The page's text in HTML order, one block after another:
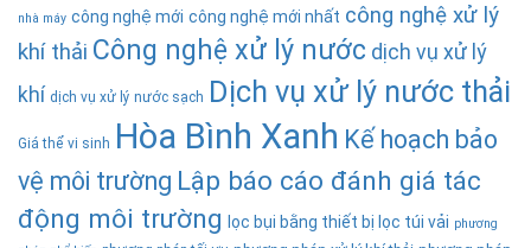
nhà máy công nghệ mới công nghệ mới nhất công nghệ xử lý
khí thải Công nghệ xử lý nước dịch vụ xử lý
khí dịch vụ xử lý nước sạch Dịch vụ xử lý nước thải
Giá thể vi sinh Hòa Bình Xanh Kế hoạch bảo
vệ môi trường Lập báo cáo đánh giá tác
động môi trường lọc bụi bằng thiết bị lọc túi vải phương